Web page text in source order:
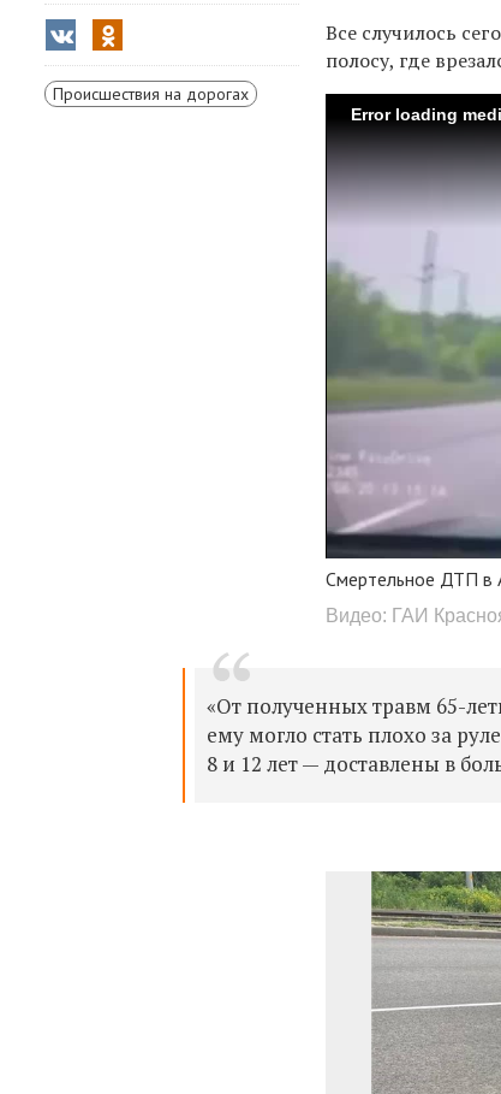
Происшествия на дорогах
Все случилось
полосу, где
Error loading
Смертельное ДТП в
Видео: ГАИ
«От полученных травм 65-
ему могло стать плохо за
8 и 12 лет — доставлены в